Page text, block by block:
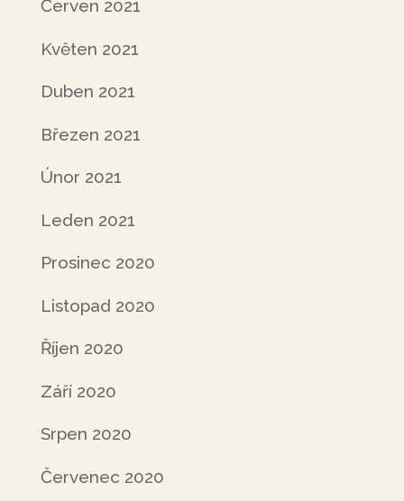
Červen 2021
Květen 2021
Duben 2021
Březen 2021
Únor 2021
Leden 2021
Prosinec 2020
Listopad 2020
Říjen 2020
Září 2020
Srpen 2020
Červenec 2020